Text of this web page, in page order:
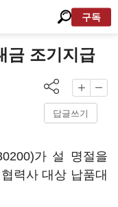
구독
금 조기지급
답글쓰기
가 설 명절을
력사 대상 납품대